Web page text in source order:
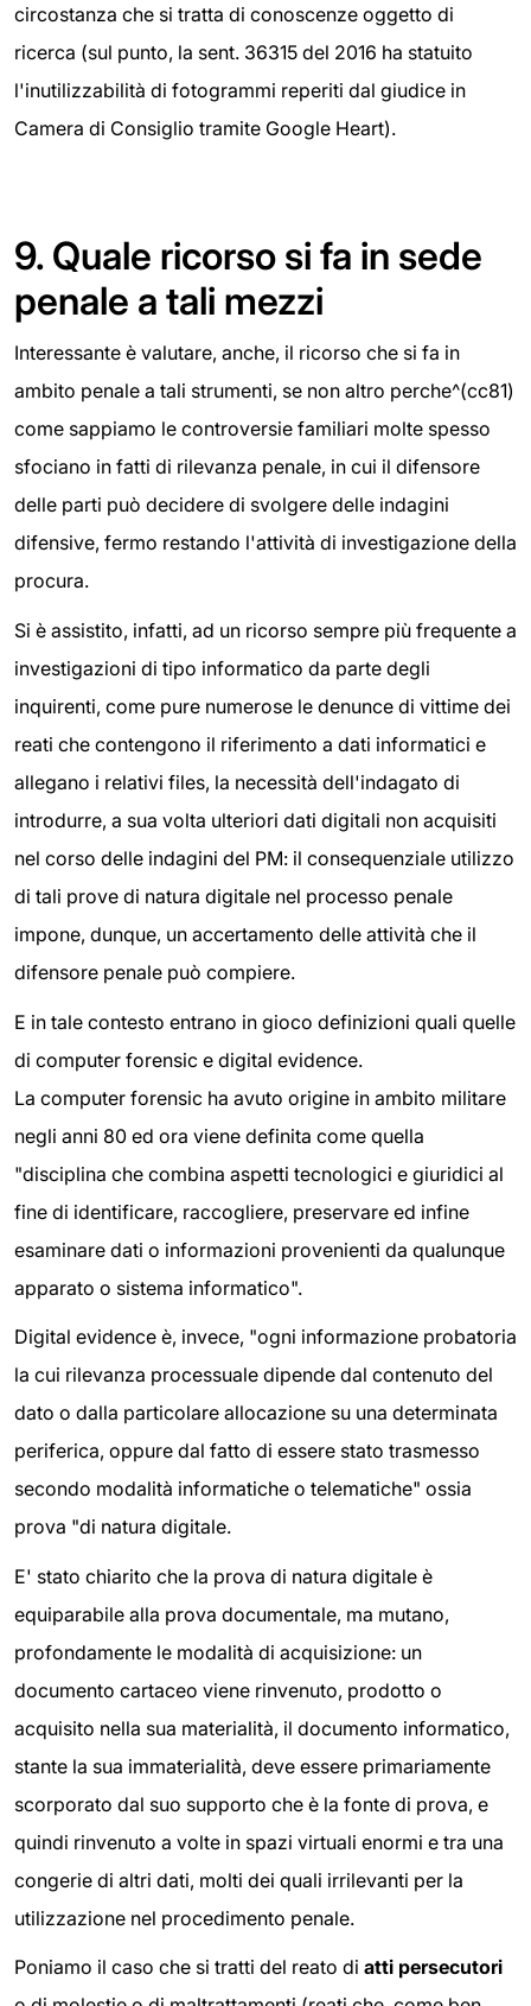
circostanza che si tratta di conoscenze oggetto di
ricerca (sul punto, la sent. 36315 del 2016 ha statuito
l'inutilizzabilità di fotogrammi reperiti dal giudice in
Camera di Consiglio tramite Google Heart).
9. Quale ricorso si fa in sede
penale a tali mezzi
Interessante è valutare, anche, il ricorso che si fa in
ambito penale a tali strumenti, se non altro perche^(cc81)
come sappiamo le controversie familiari molte spesso
sfociano in fatti di rilevanza penale, in cui il difensore
delle parti può decidere di svolgere delle indagini
difensive, fermo restando l'attività di investigazione della
procura.
Si è assistito, infatti, ad un ricorso sempre più frequente a
investigazioni di tipo informatico da parte degli
inquirenti, come pure numerose le denunce di vittime dei
reati che contengono il riferimento a dati informatici e
allegano i relativi files, la necessità dell'indagato di
introdurre, a sua volta ulteriori dati digitali non acquisiti
nel corso delle indagini del PM: il consequenziale utilizzo
di tali prove di natura digitale nel processo penale
impone, dunque, un accertamento delle attività che il
difensore penale può compiere.
E in tale contesto entrano in gioco definizioni quali quelle
di computer forensic e digital evidence.
La computer forensic ha avuto origine in ambito militare
negli anni 80 ed ora viene definita come quella
"disciplina che combina aspetti tecnologici e giuridici al
fine di identificare, raccogliere, preservare ed infine
esaminare dati o informazioni provenienti da qualunque
apparato o sistema informatico".
Digital evidence è, invece, "ogni informazione probatoria
la cui rilevanza processuale dipende dal contenuto del
dato o dalla particolare allocazione su una determinata
periferica, oppure dal fatto di essere stato trasmesso
secondo modalità informatiche o telematiche" ossia
prova "di natura digitale.
E' stato chiarito che la prova di natura digitale è
equiparabile alla prova documentale, ma mutano,
profondamente le modalità di acquisizione: un
documento cartaceo viene rinvenuto, prodotto o
acquisito nella sua materialità, il documento informatico,
stante la sua immaterialità, deve essere primariamente
scorporato dal suo supporto che è la fonte di prova, e
quindi rinvenuto a volte in spazi virtuali enormi e tra una
congerie di altri dati, molti dei quali irrilevanti per la
utilizzazione nel procedimento penale.
Poniamo il caso che si tratti del reato di atti persecutori